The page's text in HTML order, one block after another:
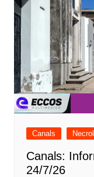
Canals
Canals:
24/7/26